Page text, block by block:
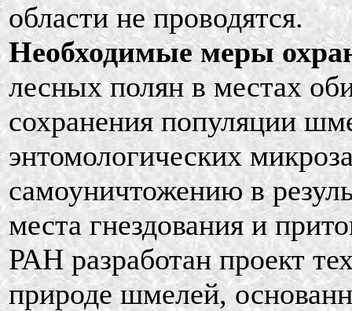
области не проводятся.
Необходимые меры
лесных полян в местах
сохранения популяции
энтомологических
самоуничтожению в
места гнездования и
РАН разработан проект
природе шмелей,